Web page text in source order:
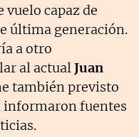
vuelo capaz de
última generación.
a otro
al actualJuan
también previsto
informaron fuentes